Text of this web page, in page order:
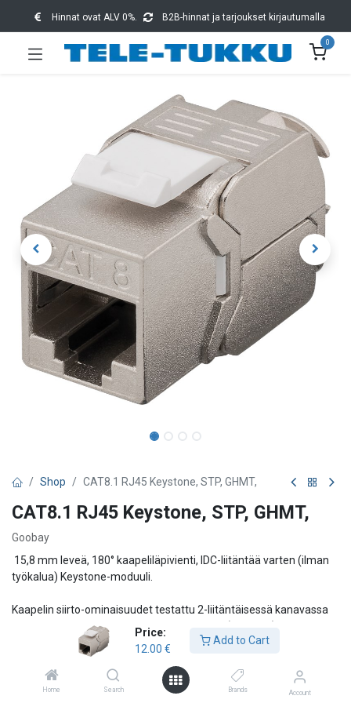
Price:
12.00 €
Add to Cart
Home Search Brands Account
Hinnat ovat ALV 0%. B2B-hinnat ja tarjoukset kirjautumalla
0
Shop CAT8.1 RJ45 Keystone, STP, GHMT,
CAT8.1 RJ45 Keystone, STP, GHMT,
Goobay
15,8 mm leveä, 180° kaapeliläpivienti, IDC-liitäntää varten (ilman
työkalua) Keystone-moduuli.
Kaapelin siirto-ominaisuudet testattu 2-liitäntäisessä kanavassa
24 m:n siirtoetäisyydellä. ANSI/TIA-568.2-D (2018-09) -standardin
mukaisia luokan I eritelmiä 2 GHz:iin asti:
GHMT-tyyppihyväksyntä